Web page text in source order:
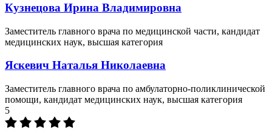
Кузнецова Ирина Владимировна
Заместитель главного врача по медицинской части, кандидат
медицинских наук, высшая категория
Яскевич Наталья Николаевна
Заместитель главного врача по амбулаторно-поликлинической
помощи, кандидат медицинских наук, высшая категория
5